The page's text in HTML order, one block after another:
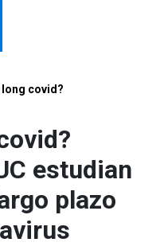
long covid?
estudian
plazo